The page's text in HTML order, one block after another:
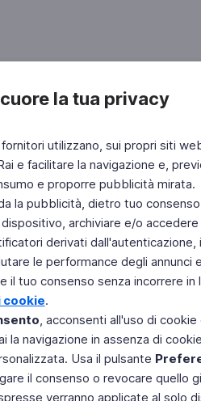
la tua privacy
fornitori utilizzano, sui propri siti
e facilitare la navigazione e,
e proporre pubblicità mirata.
la pubblicità, dietro tuo
archiviare e/o
derivati
le performance degli
il tuo consenso senza incorrere
cookie.
, acconsenti all'uso di
la navigazione in assenza di
Usa il pulsante
il consenso o revocare quello
verranno applicate al solo